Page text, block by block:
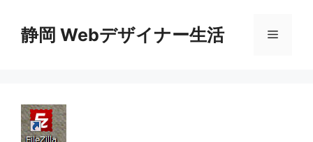
静岡 Webデザイナー生活 メ